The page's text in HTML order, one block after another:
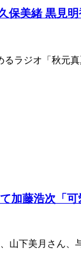
美緒 黒見
ラジオ「秋元
加藤浩次「可
山下美月さん